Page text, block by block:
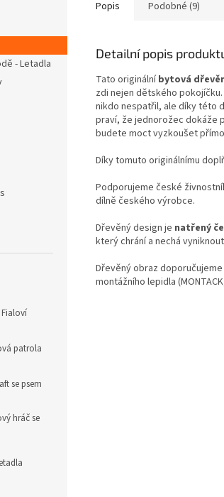
- Letadla
patrola
se psem
hráč se
Popis Podobné (9)
Detailní popis
Tato originálníbytová
zdi nejen dětského
nikdo nespatřil, ale díky této
praví, že jednorožec dokáže
budete moct vyzkoušet přímo
Díky tomuto originálnímu
Podporujeme české
dílně českého výrobce.
Dřevěný design je natřený
který chrání a nechá
Dřevěný obraz
montážního lepidla